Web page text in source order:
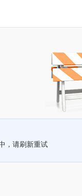
，请刷新重试